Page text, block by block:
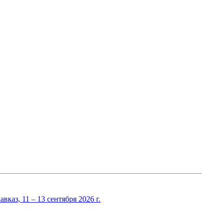
11 – 13 сентября 2026 г.